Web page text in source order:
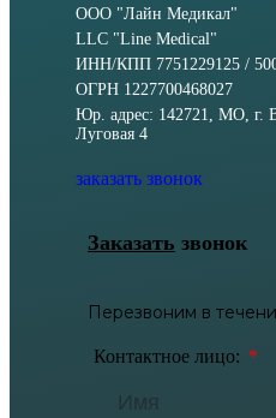
ООО "Лайн Медикал"
LLC "Line Medical"
ИНН/КПП 7751229125 /
ОГРН 1227700468027
Юр. адрес: 142721, МО, г.
Луговая 4
заказать звонок
Контактное лицо:
Перезвоним в
Заказать звонок